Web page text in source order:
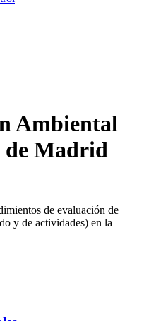
con incidencia ambiental
ambiental de actividades
Ambiental
de Madrid
de evaluación de
y de actividades) en la